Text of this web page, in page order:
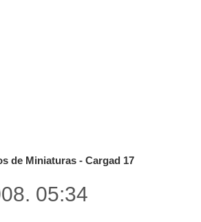
de Miniaturas - Cargad 17
05:34